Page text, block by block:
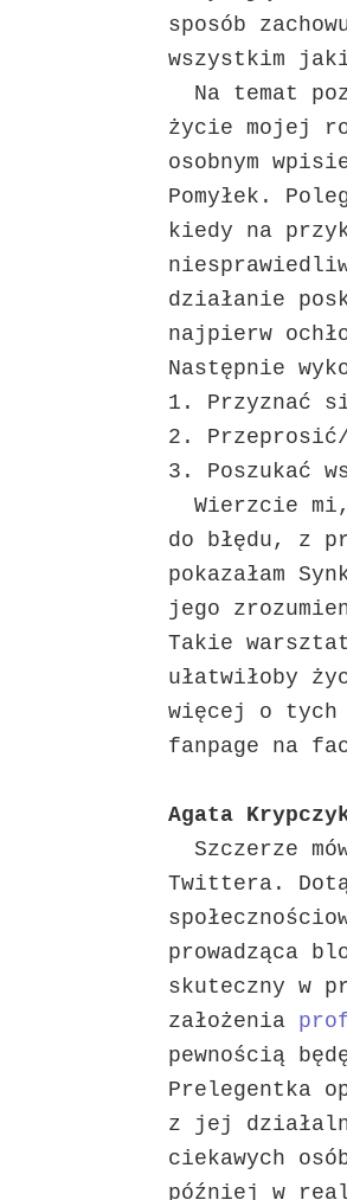
sposób
wszystkim
Na temat
życie mojej
osobnym
Pomyłek.
kiedy na
działanie
najpierw
Następnie
1. Przyznać
2.
3. Poszukać
Wierzcie mi,
do błędu, z
pokazałam
jego
Takie
ułatwiłoby
więcej o tych
fanpage na
Agata
Szczerze
Twittera.
prowadząca
skuteczny w
założenia
pewnością
Prelegentka
z jej
ciekawych
później w